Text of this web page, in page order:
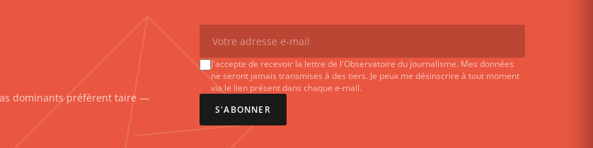
dominants préfèrent taire —
J'accepte de recevoir la lettre de l'Observatoire du journalisme. Mes données
ne seront jamais transmises à des tiers. Je peux me désinscrire à tout moment
via le lien présent dans chaque e-mail.
S'ABONNER